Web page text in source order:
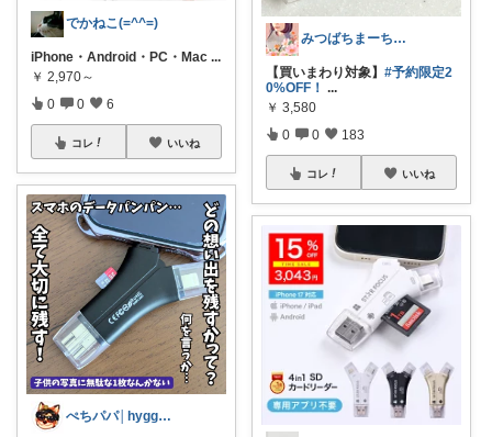
でかねこ(=^^=)
iPhone・Android・PC・Mac ...
￥ 2,970～
0 0 6
コレ いいね
ぺちパパ│hyggeな心意気を大切に🌿
みつばちまーちᵀᴴᴬᴺᴷ ᵞᴼᵁ ◡̈*
【買いまわり対象】 #予約限定2
0%OFF！ ...
￥ 3,580
0 0 183
コレ いいね